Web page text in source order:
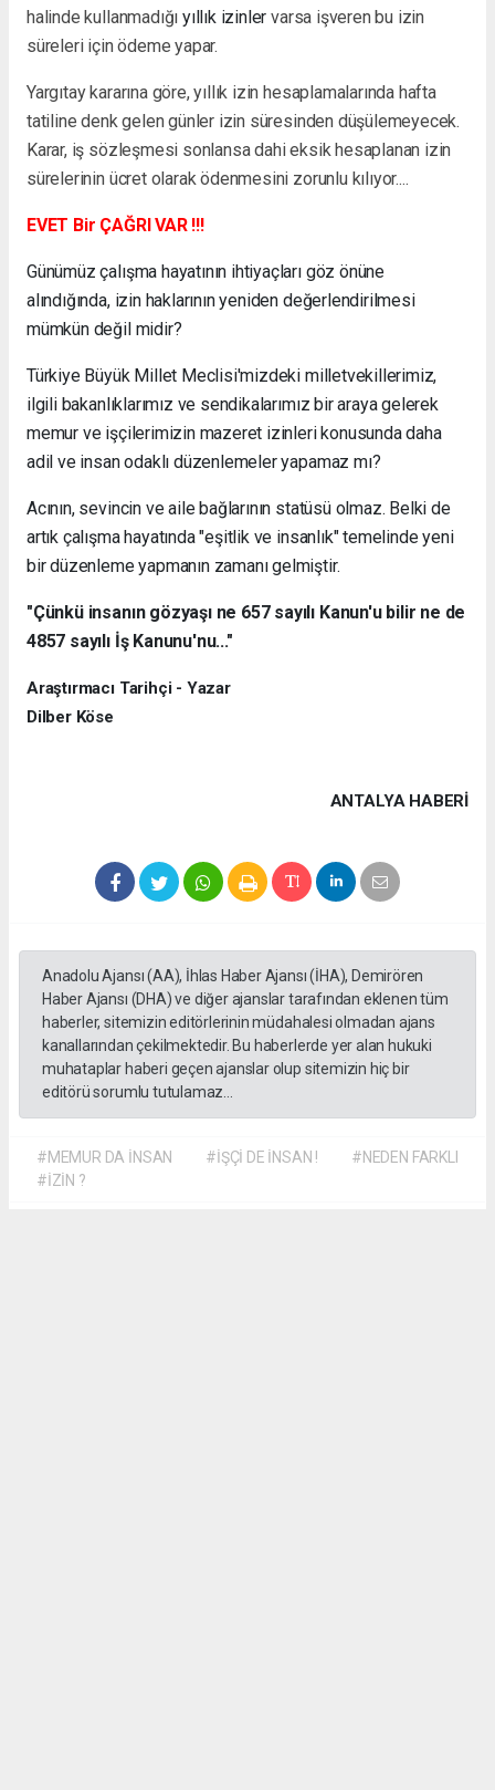
halinde kullanmadığı yıllık izinler varsa işveren bu izin
süreleri için ödeme yapar.
Yargıtay kararına göre, yıllık izin hesaplamalarında hafta
tatiline denk gelen günler izin süresinden düşülemeyecek.
Karar, iş sözleşmesi sonlansa dahi eksik hesaplanan izin
sürelerinin ücret olarak ödenmesini zorunlu kılıyor....
EVET Bir ÇAĞRI VAR !!!
Günümüz çalışma hayatının ihtiyaçları göz önüne
alındığında, izin haklarının yeniden değerlendirilmesi
mümkün değil midir?
Türkiye Büyük Millet Meclisi'mizdeki milletvekillerimiz,
ilgili bakanlıklarımız ve sendikalarımız bir araya gelerek
memur ve işçilerimizin mazeret izinleri konusunda daha
adil ve insan odaklı düzenlemeler yapamaz mı?
Acının, sevincin ve aile bağlarının statüsü olmaz. Belki de
artık çalışma hayatında "eşitlik ve insanlık" temelinde yeni
bir düzenleme yapmanın zamanı gelmiştir.
"Çünkü insanın gözyaşı ne 657 sayılı Kanun'u bilir ne de
4857 sayılı İş Kanunu'nu..."
Araştırmacı Tarihçi - Yazar
Dilber Köse
ANTALYA HABERİ
Anadolu Ajansı (AA), İhlas Haber Ajansı (İHA), Demirören
Haber Ajansı (DHA) ve diğer ajanslar tarafından eklenen tüm
haberler, sitemizin editörlerinin müdahalesi olmadan ajans
kanallarından çekilmektedir. Bu haberlerde yer alan hukuki
muhataplar haberi geçen ajanslar olup sitemizin hiç bir
editörü sorumlu tutulamaz...
#MEMUR DA İNSAN #İŞÇİ DE İNSAN !
#NEDEN FARKLI
#İZİN ?